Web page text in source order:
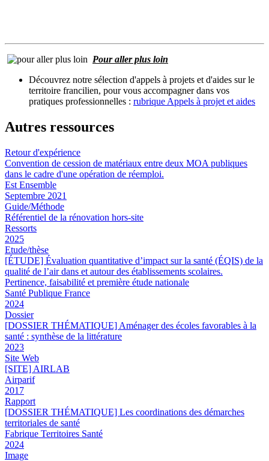
Pour aller plus loin
Découvrez notre sélection d'appels à projets et d'aides sur le
territoire francilien, pour vous accompagner dans vos
pratiques professionnelles : rubrique Appels à projet et aides
Autres ressources
Retour d'expérience
Convention de cession de matériaux entre deux MOA publiques
dans le cadre d'une opération de réemploi.
Est Ensemble
Septembre 2021
Guide/Méthode
Référentiel de la rénovation hors-site
Ressorts
2025
Etude/thèse
[ÉTUDE] Évaluation quantitative d’impact sur la santé (ÉQIS) de la
qualité de l’air dans et autour des établissements scolaires.
Pertinence, faisabilité et première étude nationale
Santé Publique France
2024
Dossier
[DOSSIER THÉMATIQUE] Aménager des écoles favorables à la
santé : synthèse de la littérature
2023
Site Web
[SITE] AIRLAB
Airparif
2017
Rapport
[DOSSIER THÉMATIQUE] Les coordinations des démarches
territoriales de santé
Fabrique Territoires Santé
2024
Image